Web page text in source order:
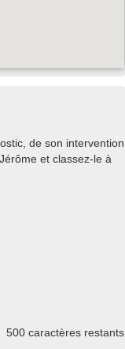
de son intervention
et classez-le à
500 caractères restants